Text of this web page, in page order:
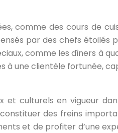
comme des cours de
par des chefs étoilés
comme les dîners à
une clientèle fortunée,
culturels en vigueur
des freins
et de profiter d’une